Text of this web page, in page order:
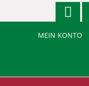
MEIN KONTO